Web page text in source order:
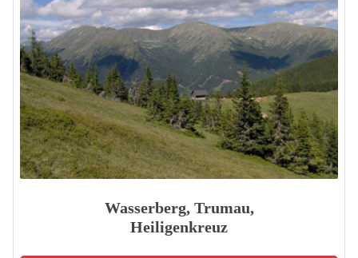
Wasserberg, Trumau,
Heiligenkreuz